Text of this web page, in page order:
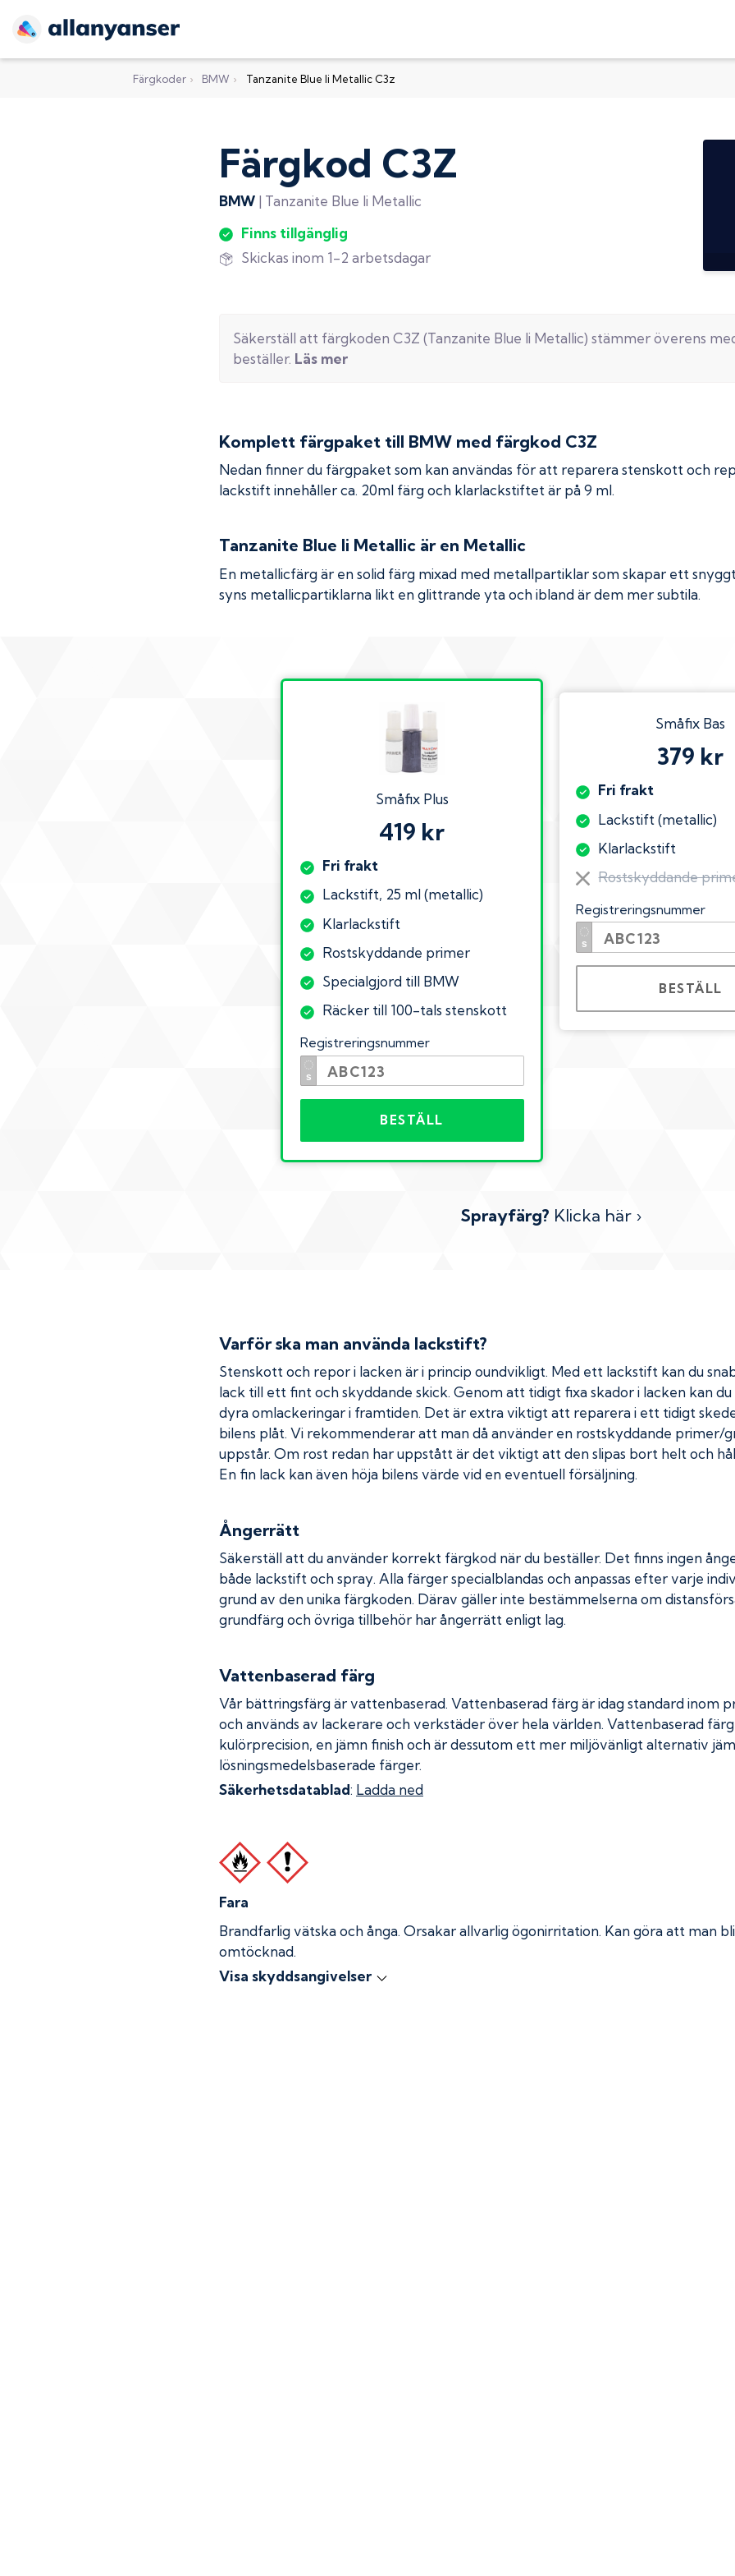
Färgkoder › BMW › Tanzanite Blue Ii Metallic C3z
Färgkod C3Z
BMW | Tanzanite Blue Ii Metallic
Finns tillgänglig
Skickas inom 1-2 arbetsdagar
Säkerställ att färgkoden C3Z (Tanzanite Blue Ii Metallic) stämmer överens
beställer. Läs mer
Komplett färgpaket till BMW med färgkod C3Z
Nedan finner du färgpaket som kan användas för att reparera stenskott och
lackstift innehåller ca. 20ml färg och klarlackstiftet är på 9 ml.
Tanzanite Blue Ii Metallic är en Metallic
En metallicfärg är en solid färg mixad med metallpartiklar som skapar ett
syns metallicpartiklarna likt en glittrande yta och ibland är dem mer subtila.
Småfix Plus
419 kr
Fri frakt
Lackstift, 25 ml (metallic)
Klarlackstift
Rostskyddande primer
Specialgjord till BMW
Räcker till 100-tals stenskott
Registreringsnummer
BESTÄLL
Småfix Bas
379 kr
Fri frakt
Lackstift (metallic)
Klarlackstift
Rostskyddande
Registreringsnummer
BESTÄLL
Sprayfärg? Klicka här ›
Varför ska man använda lackstift?
Stenskott och repor i lacken är i princip oundvikligt. Med ett lackstift kan du
lack till ett fint och skyddande skick. Genom att tidigt fixa skador i lacken kan
dyra omlackeringar i framtiden. Det är extra viktigt att reparera i ett tidigt
bilens plåt. Vi rekommenderar att man då använder en rostskyddande primer/
uppstår. Om rost redan har uppstått är det viktigt att den slipas bort helt och
En fin lack kan även höja bilens värde vid en eventuell försäljning.
Ångerrätt
Säkerställ att du använder korrekt färgkod när du beställer. Det finns ingen
både lackstift och spray. Alla färger specialblandas och anpassas efter varje
grund av den unika färgkoden. Därav gäller inte bestämmelserna om
grundfärg och övriga tillbehör har ångerrätt enligt lag.
Vattenbaserad färg
Vår bättringsfärg är vattenbaserad. Vattenbaserad färg är idag standard inom
och används av lackerare och verkstäder över hela världen. Vattenbaserad
kulörprecision, en jämn finish och är dessutom ett mer miljövänligt alternativ
lösningsmedelsbaserade färger.
Säkerhetsdatablad: Ladda ned
Fara
Brandfarlig vätska och ånga. Orsakar allvarlig ögonirritation. Kan göra att man
omtöcknad.
Visa skyddsangivelser